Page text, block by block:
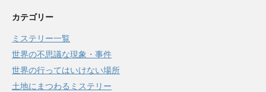
カテゴリー
ミステリー一覧
世界の不思議な現象・事件
世界の行ってはいけない場所
土地にまつわるミステリー